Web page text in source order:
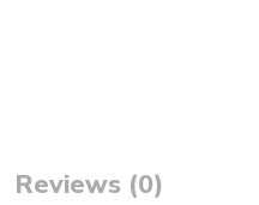
Reviews (0)